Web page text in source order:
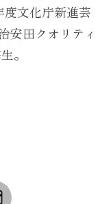
文化庁新進芸
安田クオリティ
。